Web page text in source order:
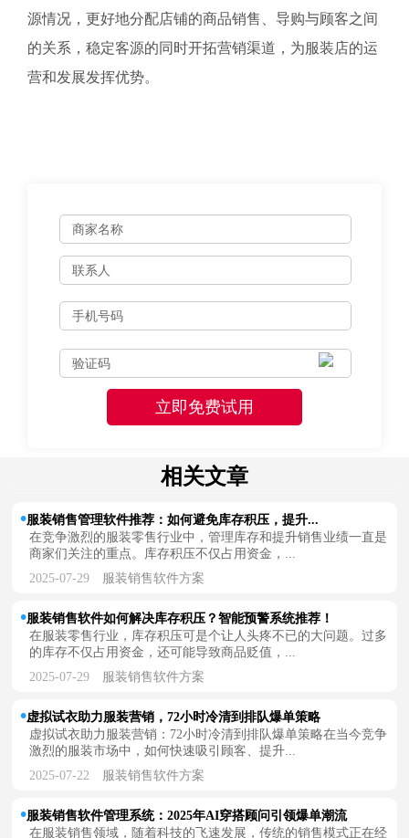
源情况，更好地分配店铺的商品销售、导购与顾客之间
的关系，稳定客源的同时开拓营销渠道，为服装店的运
营和发展发挥优势。
相关文章
服装销售管理软件推荐：如何避免库存积压，提升...
在竞争激烈的服装零售行业中，管理库存和提升销售业绩一直是
商家们关注的重点。库存积压不仅占用资金，...
2025-07-29 服装销售软件方案
服装销售软件如何解决库存积压？智能预警系统推荐！
在服装零售行业，库存积压可是个让人头疼不已的大问题。过多
的库存不仅占用资金，还可能导致商品贬值，...
2025-07-29 服装销售软件方案
虚拟试衣助力服装营销，72小时冷清到排队爆单策略
虚拟试衣助力服装营销：72小时冷清到排队爆单策略在当今竞争
激烈的服装市场中，如何快速吸引顾客、提升...
2025-07-22 服装销售软件方案
服装销售软件管理系统：2025年AI穿搭顾问引领爆单潮流
在服装销售领域，随着科技的飞速发展，传统的销售模式正在经